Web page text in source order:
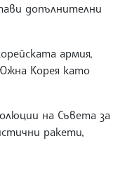
допълнителни
армия,
Корея като
на Съвета за
ракети,